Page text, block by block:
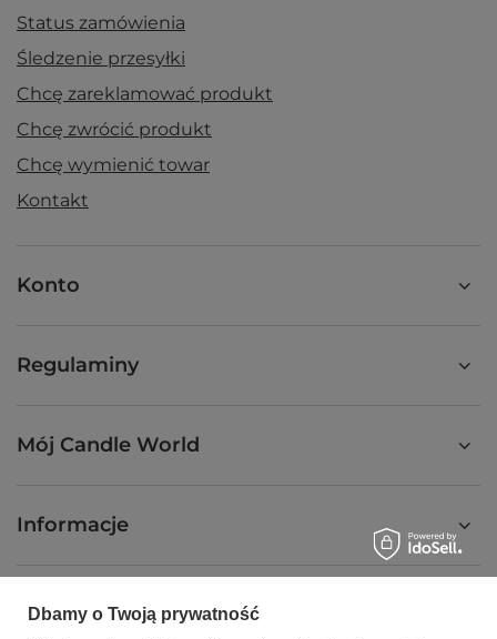
Status zamówienia
Śledzenie przesyłki
Chcę zareklamować produkt
Chcę zwrócić produkt
Chcę wymienić towar
Kontakt
Konto
Regulaminy
Mój Candle World
Informacje
Świece zapachowe
Dbamy o Twoją prywatność